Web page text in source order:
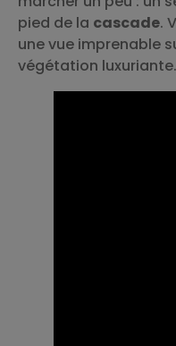
pied de la cascade.
une vue imprenable
végétation luxuriante.